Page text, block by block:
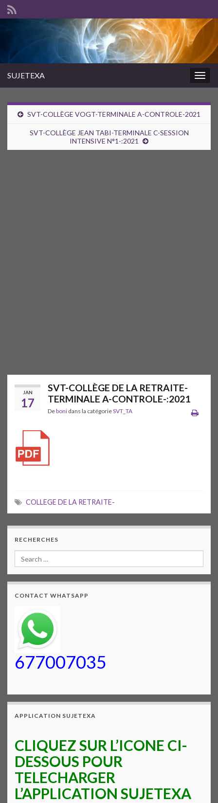
SUJETEXA
SVT-COLLÈGE VOGT-TERMINALE A-CONTROLE-2021
SVT-COLLÈGE JEAN TABI-TERMINALE C-SESSION
INTENSIVE N°1-:2021
JAN
17
SVT-COLLÈGE DE LA RETRAITE-
TERMINALE A-CONTROLE-:2021
Deboni dans la catégorieSVT_TA
COLLEGE DE LA RETRAITE-
RECHERCHES
CONTACT WHATSAPP
677007035
APPLICATION SUJETEXA
CLIQUEZ SUR L’ICONE CI-
DESSOUS POUR
TELECHARGER
L’APPLICATION SUJETEXA